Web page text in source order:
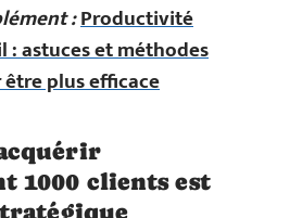
:Productivité
: astuces et méthodes
plus efficace
1000 clients est